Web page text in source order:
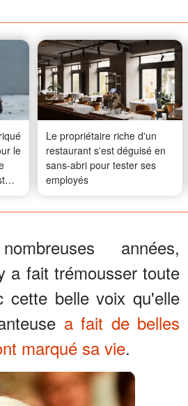
le
a
Le propriétaire riche d'un
restaurant s'est déguisé en
sans-abri pour tester ses
employés
années,
a fait trémousser toute
cette belle voix qu'elle
a fait de belles
marqué sa vie.